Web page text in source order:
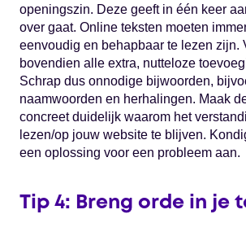
openingszin. Deze geeft in één keer
over gaat. Online teksten moeten
eenvoudig en behapbaar te lezen zijn.
bovendien alle extra, nutteloze
Schrap dus onnodige bijwoorden,
naamwoorden en herhalingen. Maak
concreet duidelijk waarom het
lezen/op jouw website te blijven.
een oplossing voor een probleem aan.
Tip 4: Breng orde in je